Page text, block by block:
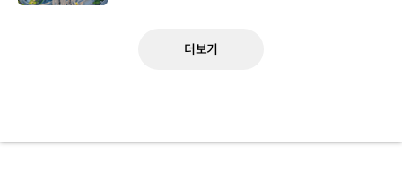
더보기